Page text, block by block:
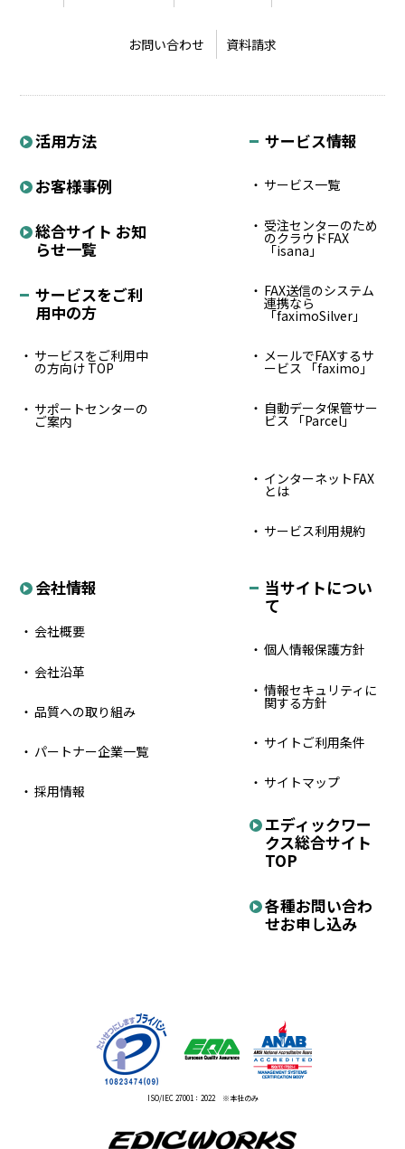
お問い合わせ 資料請求
活用方法
お客様事例
総合サイト お知
らせ一覧
サービスをご利
用中の方
サービスをご利用中
の方向け TOP
サポートセンターの
ご案内
サービス情報
サービス一覧
受注センターのため
のクラウドFAX
「isana」
FAX送信のシステム
連携なら
「faximoSilver」
メールでFAXするサ
ービス 「faximo」
自動データ保管サー
ビス 「Parcel」
インターネットFAX
とは
サービス利用規約
会社情報
会社概要
会社沿革
品質への取り組み
パートナー企業一覧
採用情報
当サイトについ
て
個人情報保護方針
情報セキュリティに
関する方針
サイトご利用条件
サイトマップ
エディックワー
クス総合サイト
TOP
各種お問い合わ
せお申し込み
ISO/IEC 27001：2022 ※本社のみ